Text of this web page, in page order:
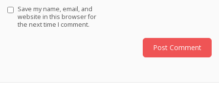
Save my name, email, and
website in this browser for
the next time I comment.